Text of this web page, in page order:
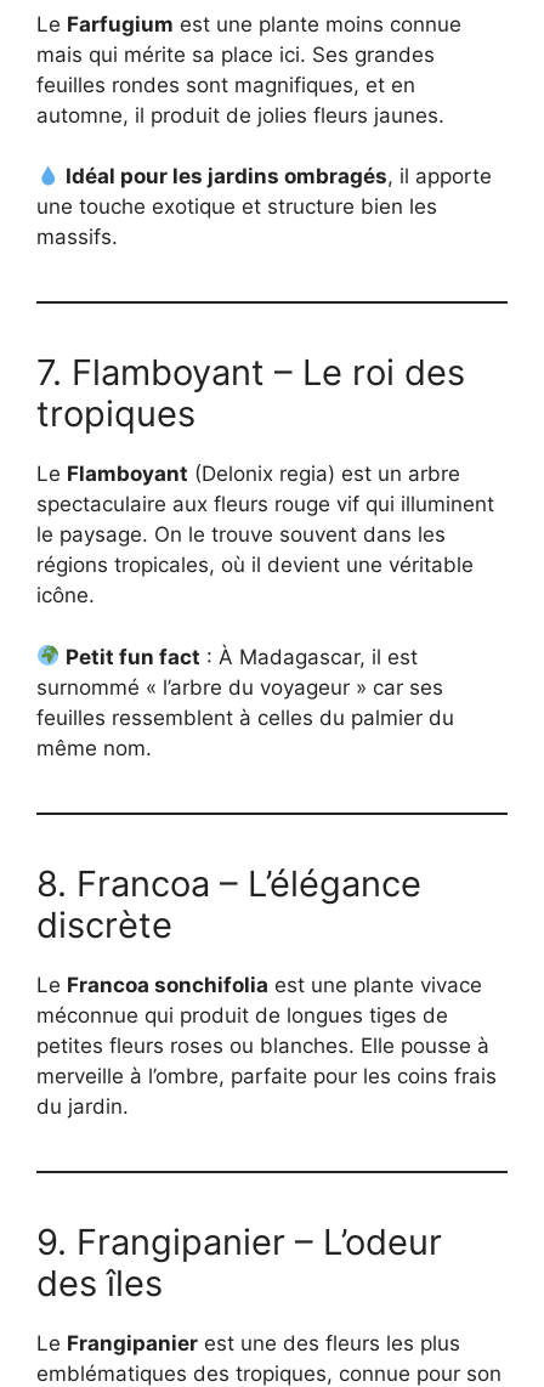
Le Farfugium est une plante moins connue
mais qui mérite sa place ici. Ses grandes
feuilles rondes sont magnifiques, et en
automne, il produit de jolies fleurs jaunes.
Idéal pour les jardins ombragés, il apporte
une touche exotique et structure bien les
massifs.
7. Flamboyant – Le roi des
tropiques
Le Flamboyant (Delonix regia) est un arbre
spectaculaire aux fleurs rouge vif qui illuminent
le paysage. On le trouve souvent dans les
régions tropicales, où il devient une véritable
icône.
Petit fun fact : À Madagascar, il est
surnommé « l’arbre du voyageur » car ses
feuilles ressemblent à celles du palmier du
même nom.
8. Francoa – L’élégance
discrète
Le Francoa sonchifolia est une plante vivace
méconnue qui produit de longues tiges de
petites fleurs roses ou blanches. Elle pousse à
merveille à l’ombre, parfaite pour les coins frais
du jardin.
9. Frangipanier – L’odeur
des îles
Le Frangipanier est une des fleurs les plus
emblématiques des tropiques, connue pour son